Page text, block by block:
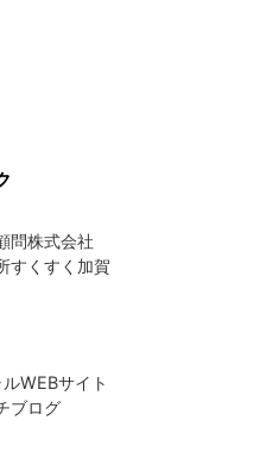
問株式会社
すくすく加賀
ルWEBサイト
ブログ